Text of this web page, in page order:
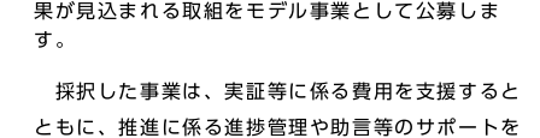
果が見込まれる取組をモデル事業として公募しま
す。
採択した事業は、実証等に係る費用を支援すると
ともに、推進に係る進捗管理や助言等のサポートを